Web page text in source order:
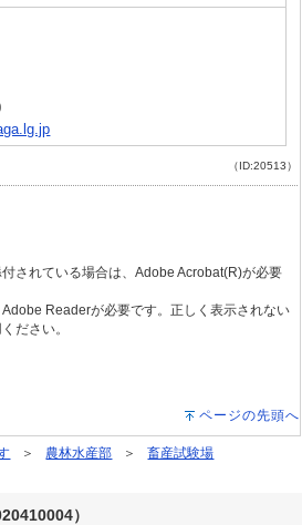
（ID:20513）
されている場合は、Adobe Acrobat(R)が必要
Readerが必要です。正しく表示されない
ださい。
ページの先頭へ
農林水産部
畜産試験場
）